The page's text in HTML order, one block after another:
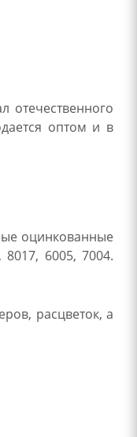
отечественного
оптом и в
оцинкованные
6005, 7004.
расцветок, а